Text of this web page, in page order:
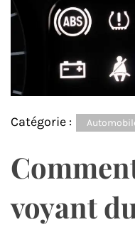
Catégorie :
voyant